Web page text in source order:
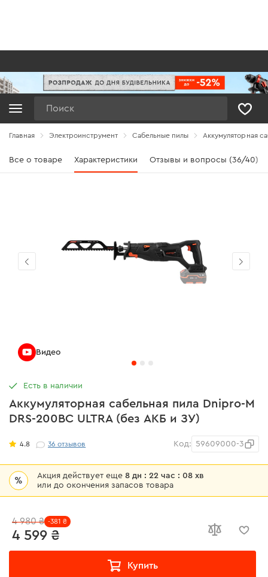
Главная Электроинструмент Сабельные пилы Аккумуляторная
Все о товаре Характеристики Отзывы и вопросы (36/40)
Аккумуляторная сабельная пила Dnipro-M
DRS-200BC ULTRA (без АКБ и ЗУ)
4.8 36отзывов Код: 59609000-3
% Акция действует еще8 дн : 22 час : 08 хв
или до окончения запасов товара
4 599 ₴
4 980 ₴ -381 ₴
Купить
Есть в наличии
Видео